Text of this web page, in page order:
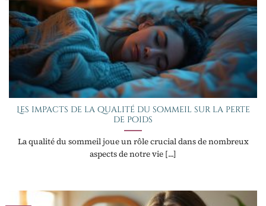
Les impacts de la qualité du sommeil sur la perte
de poids
La qualité du sommeil joue un rôle crucial dans de nombreux
aspects de notre vie [...]